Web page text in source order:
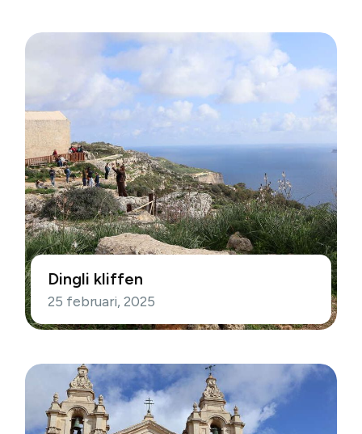
Dingli kliffen
25 februari, 2025